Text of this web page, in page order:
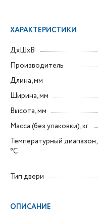
ХАРАКТЕРИСТИКИ
ДxШxВ
Производитель
Длина, мм
Ширина, мм
Высота, мм
Масса (без упаковки), кг
Температурный диапазон,
°C
Тип двери
ОПИСАНИЕ